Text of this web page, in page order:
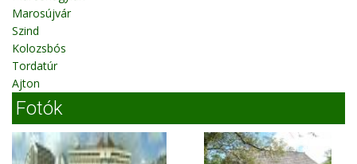
Marosújvár
Szind
Kolozsbós
Tordatúr
Ajton
Fotók